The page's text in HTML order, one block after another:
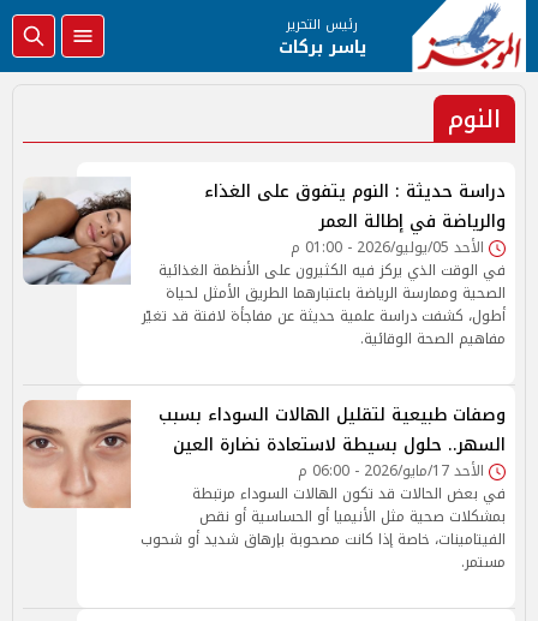
رئيس التحرير
ياسر بركات
النوم
دراسة حديثة : النوم يتفوق على الغذاء
والرياضة في إطالة العمر
الأحد 05/يوليو/2026 - 01:00 م
في الوقت الذي يركز فيه الكثيرون على الأنظمة الغذائية
الصحية وممارسة الرياضة باعتبارهما الطريق الأمثل لحياة
أطول، كشفت دراسة علمية حديثة عن مفاجأة لافتة قد تغيّر
مفاهيم الصحة الوقائية.
وصفات طبيعية لتقليل الهالات السوداء بسبب
السهر.. حلول بسيطة لاستعادة نضارة العين
الأحد 17/مايو/2026 - 06:00 م
في بعض الحالات قد تكون الهالات السوداء مرتبطة
بمشكلات صحية مثل الأنيميا أو الحساسية أو نقص
الفيتامينات، خاصة إذا كانت مصحوبة بإرهاق شديد أو شحوب
مستمر.